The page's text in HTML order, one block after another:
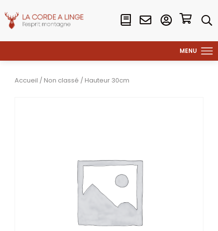
Accueil / Non classé / Hauteur 30cm